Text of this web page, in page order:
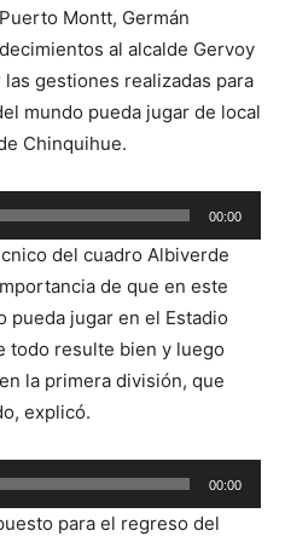
Montt, Germán
al alcalde Gervoy
gestiones realizadas para
mundo pueda jugar de local
Chinquihue.
00:00
del cuadro Albiverde
de que en este
jugar en el Estadio
todo resulte bien y luego
la primera división, que
explicó.
00:00
para el regreso del